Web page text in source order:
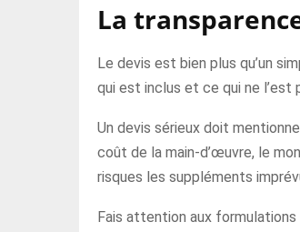
La
Le devis est bien plus qu’un
qui est inclus et ce qui ne l’est
Un devis sérieux doit
coût de la main-d’œuvre, le
risques les suppléments
Fais attention aux